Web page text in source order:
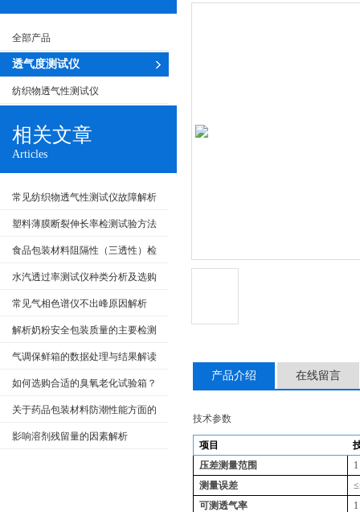
全部产品
透气度测试仪
纺织物透气性测试仪
相关文章
Articles
常见纺织物透气性测试仪故障解析
塑料薄膜断裂伸长率检测试验方法
食品包装材料阻隔性（三透性）检
测标准
水汽透过率测试仪种类分析及选购
推荐常见气相色谱仪不出峰原因解析
解析奶粉安全包装质量的主要检测
项目气调保鲜箱的数据处理与结果解读
如何选购合适的臭氧老化试验箱？
关于药品包装材料防潮性能方面的
检测影响溶剂残留量的因素解析
产品介绍 在线留言
技术参数
项目
压差测量范围
1
测量误差
可测透气率
1